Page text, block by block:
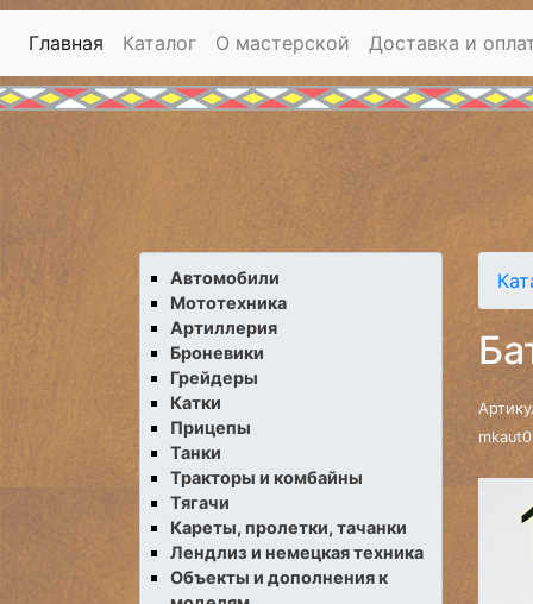
Главная Каталог О мастерской Доставка и
Автомобили
Мототехника
Артиллерия
Броневики
Грейдеры
Катки
Прицепы
Танки
Тракторы и комбайны
Тягачи
Кареты, пролетки, тачанки
Лендлиз и немецкая техника
Объекты и дополнения к